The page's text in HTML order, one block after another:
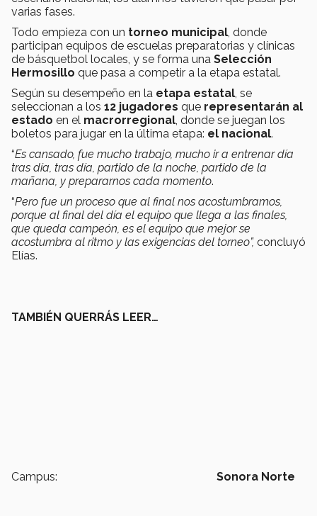
varias fases.
Todo empieza con un torneo municipal, donde
participan equipos de escuelas preparatorias y clínicas
de básquetbol locales, y se forma una Selección
Hermosillo que pasa a competir a la etapa estatal.
Según su desempeño en la etapa estatal, se
seleccionan a los 12 jugadores que representarán al
estado en el macrorregional, donde se juegan los
boletos para jugar en la última etapa: el nacional.
“Es cansado, fue mucho trabajo, mucho ir a entrenar día
tras día, tras día, partido de la noche, partido de la
mañana, y prepararnos cada momento.
“Pero fue un proceso que al final nos acostumbramos,
porque al final del día el equipo que llega a las finales,
que queda campeón, es el equipo que mejor se
acostumbra al ritmo y las exigencias del torneo”, concluyó
Elías.
TAMBIÉN QUERRÁS LEER…
Campus: Sonora Norte